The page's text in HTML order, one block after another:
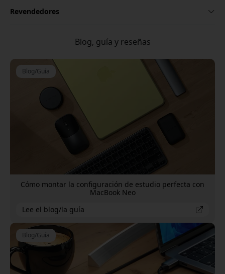
Revendedores
Blog, guía y reseñas
Blog/Guía
Cómo montar la configuración de estudio perfecta con
MacBook Neo
Lee el blog/la guía
Blog/Guía